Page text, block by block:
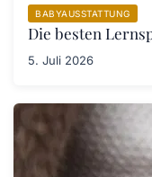
BABYAUSSTATTUNG
Die besten
5. Juli 2026